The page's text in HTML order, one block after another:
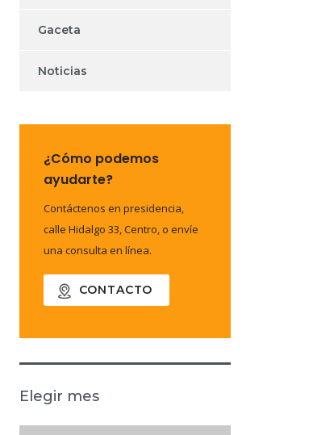
Gaceta
Noticias
¿Cómo podemos
ayudarte?
Contáctenos en presidencia,
calle Hidalgo 33, Centro, o envíe
una consulta en línea.
CONTACTO
Elegir mes